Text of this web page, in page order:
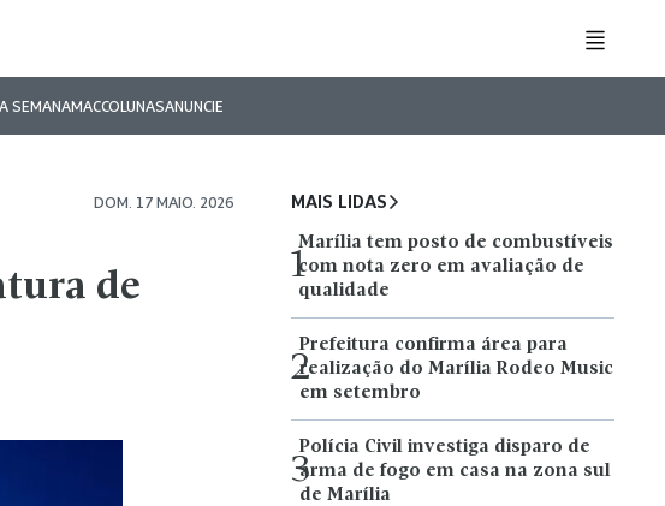
SEMANAMACCOLUNASANUNCIE
DOM. 17 MAIO. 2026
de
MAIS LIDAS
1
Marília tem posto de combustíveis
com nota zero em avaliação de
qualidade
2
Prefeitura confirma área para
realização do Marília Rodeo Music
em setembro
3
Polícia Civil investiga disparo de
arma de fogo em casa na zona sul
de Marília